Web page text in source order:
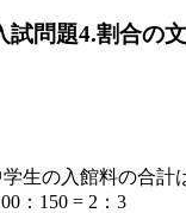
試問題4.割合の
生の入館料の合計
：150 = 2：3